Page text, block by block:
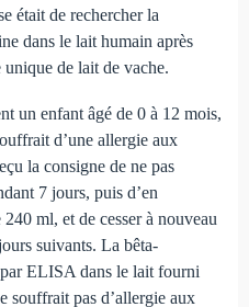
était de rechercher la
dans le lait humain après
unique de lait de vache.
un enfant âgé de 0 à 12 mois,
d’une allergie aux
la consigne de ne pas
7 jours, puis d’en
ml, et de cesser à nouveau
suivants. La bêta-
ELISA dans le lait fourni
souffrait pas d’allergie aux